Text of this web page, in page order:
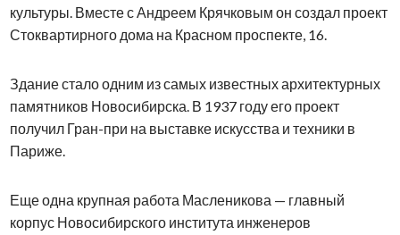
культуры. Вместе с Андреем Крячковым он создал проект
Стоквартирного дома на Красном проспекте, 16.
Здание стало одним из самых известных архитектурных
памятников Новосибирска. В 1937 году его проект
получил Гран-при на выставке искусства и техники в
Париже.
Еще одна крупная работа Масленикова — главный
корпус Новосибирского института инженеров